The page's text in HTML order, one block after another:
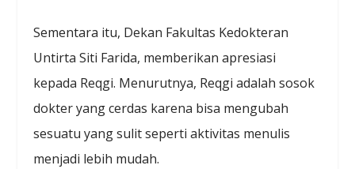
Sementara itu, Dekan Fakultas Kedokteran
Untirta Siti Farida, memberikan apresiasi
kepada Reqgi. Menurutnya, Reqgi adalah sosok
dokter yang cerdas karena bisa mengubah
sesuatu yang sulit seperti aktivitas menulis
menjadi lebih mudah.